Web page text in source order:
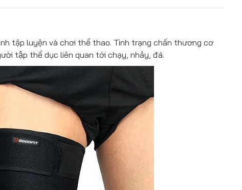
tập luyện và chơi thể thao. Tình trạng chấn thương cơ
tập thể dục liên quan tới chạy, nhảy, đá.